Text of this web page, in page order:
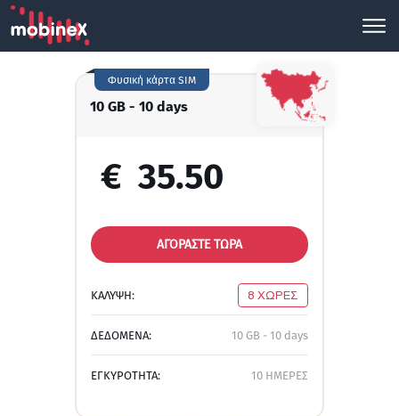
10 GB - 10 days
Φυσική κάρτα SIM
€ 35.50
ΑΓΟΡΑΣΤΕ ΤΩΡΑ
ΚΑΛΥΨΗ: 8 ΧΩΡΕΣ
ΔΕΔΟΜΕΝΑ: 10 GB - 10 days
ΕΓΚΥΡΟΤΗΤΑ: 10 ΗΜΕΡΕΣ